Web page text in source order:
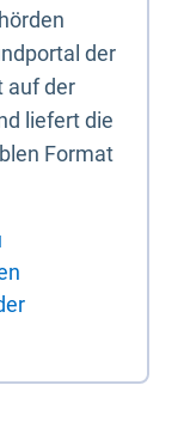
der
auf der
liefert die
Format